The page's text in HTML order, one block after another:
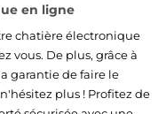
en ligne
chatière électronique
vous. De plus, grâce à
garantie de faire le
plus ! Profitez de